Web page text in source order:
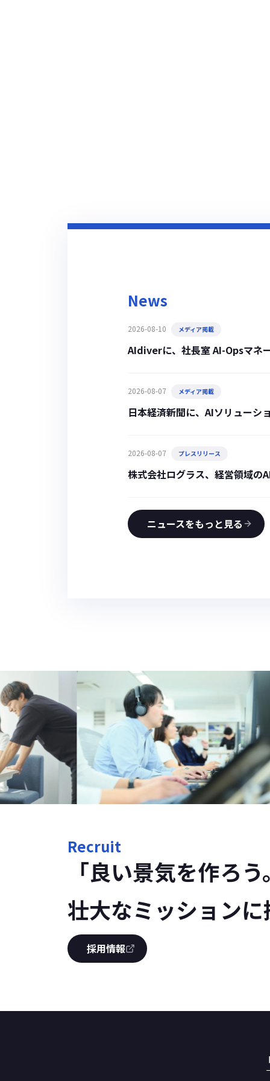
News
2026-08-10 メディア掲載
AIdiverに、社長室 AI-Opsマネ
2026-08-07 メディア掲載
日本経済新聞に、AIソリューシ
2026-08-07 プレスリリース
株式会社ログラス、経営領域の
ニュースをもっと見る
Recruit
「良い景気を作ろ
壮大なミッション
採用情報